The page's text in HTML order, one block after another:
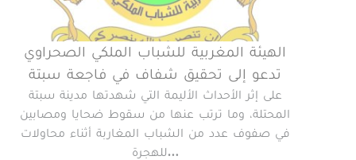
الهيئة المغربية للشباب الملكي الصحراوي
تدعو إلى تحقيق شفاف في فاجعة سبتة
على إثر الأحداث الأليمة التي شهدتها مدينة سبتة
المحتلة، وما ترتب عنها من سقوط ضحايا ومصابين
في صفوف عدد من الشباب المغاربة أثناء محاولات
للهجرة…